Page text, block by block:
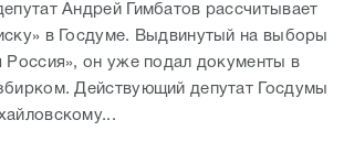
Андрей Гимбатов рассчитывает
в Госдуме. Выдвинутый на выборы
Россия», он уже подал документы в
Действующий депутат Госдумы